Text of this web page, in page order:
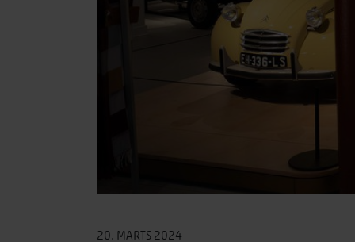
20. MARTS 2024